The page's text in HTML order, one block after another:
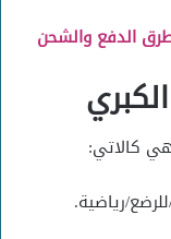
الدفع والشحن
كالاتي:
رياضية.